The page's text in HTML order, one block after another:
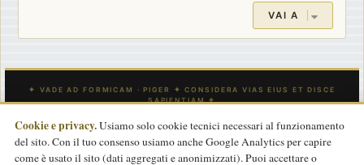
VAI A
INDICE Tutti gli orari sonoUTC
CONTATTACI
Cookie e privacy.Usiamo solo cookie tecnici necessari al funzionamento
del sito. Con il tuo consenso usiamo anche Google Analytics per capire
come è usato il sito (dati aggregati e anonimizzati). Puoi accettare o